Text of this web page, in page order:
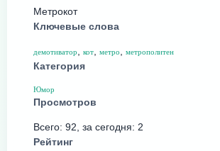
Метрокот
Ключевые слова
демотиватор кот метро метрополитен
Категория
Юмор
Просмотров
Всего: 92, за сегодня: 2
Рейтинг